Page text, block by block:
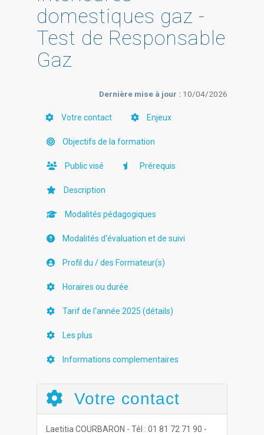
domestiques gaz -
Test de Responsable
Gaz
Dernière mise à jour : 10/04/2026
Votre contact Enjeux
Objectifs de la formation
Public visé Prérequis
Description
Modalités pédagogiques
Modalités d'évaluation et de suivi
Profil du / des Formateur(s)
Horaires ou durée
Tarif de l'année 2025 (détails)
Les plus
Informations complementaires
Votre contact
Laetitia COURBARON - Tél : 01 81 72 71 90 -